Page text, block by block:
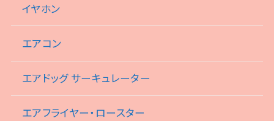
イヤホン
エアコン
エアドッグ サーキュレーター
エアフライヤー・ロースター